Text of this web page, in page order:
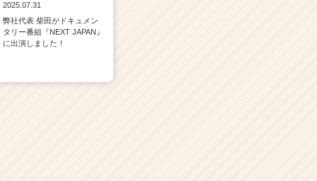
2025.07.31
弊社代表 柴田がドキュメン
タリー番組『NEXT JAPAN』
に出演しました！